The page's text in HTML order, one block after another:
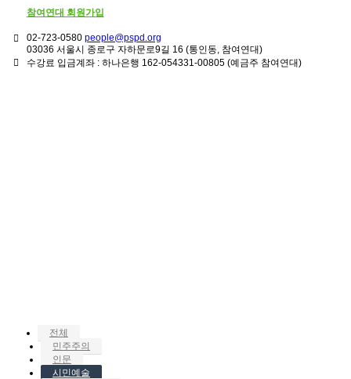
참여연대 회원가입
02-723-0580 people@pspd.org
03036 서울시 종로구 자하문로9길 16 (통인동, 참여연대)
수강료 입금계좌 : 하나은행 162-054331-00805 (예금주 참여연대)
전체
민주주의
인문
시민예술